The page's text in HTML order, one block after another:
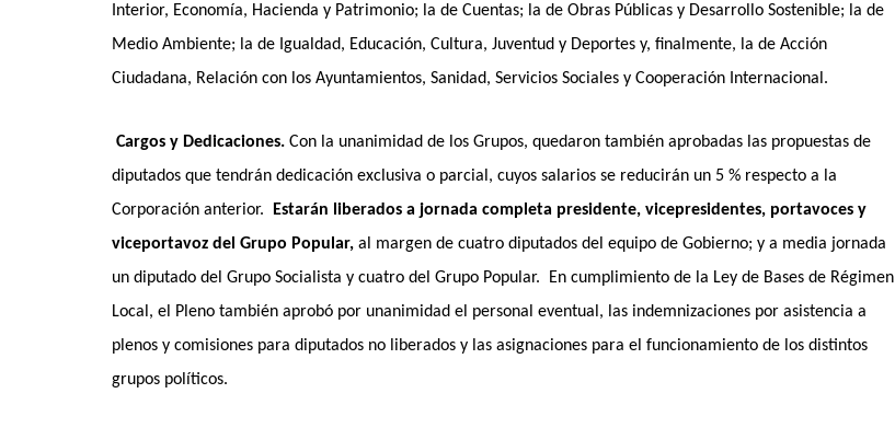
Interior, Economía, Hacienda y Patrimonio; la de Cuentas; la de Obras Públicas y Desarrollo Sostenible; la de
Medio Ambiente; la de Igualdad, Educación, Cultura, Juventud y Deportes y, finalmente, la de Acción
Ciudadana, Relación con los Ayuntamientos, Sanidad, Servicios Sociales y Cooperación Internacional.
Cargos y Dedicaciones. Con la unanimidad de los Grupos, quedaron también aprobadas las propuestas de
diputados que tendrán dedicación exclusiva o parcial, cuyos salarios se reducirán un 5 % respecto a la
Corporación anterior.
Estarán liberados a jornada completa presidente, vicepresidentes, portavoces y
viceportavoz del Grupo Popular, al margen de cuatro diputados del equipo de Gobierno; y a media jornada
un diputado del Grupo Socialista y cuatro del Grupo Popular. En cumplimiento de la Ley de Bases de Régimen
Local, el Pleno también aprobó por unanimidad el personal eventual, las indemnizaciones por asistencia a
plenos y comisiones para diputados no liberados y las asignaciones para el funcionamiento de los distintos
grupos políticos.